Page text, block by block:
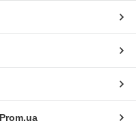
Prom.ua